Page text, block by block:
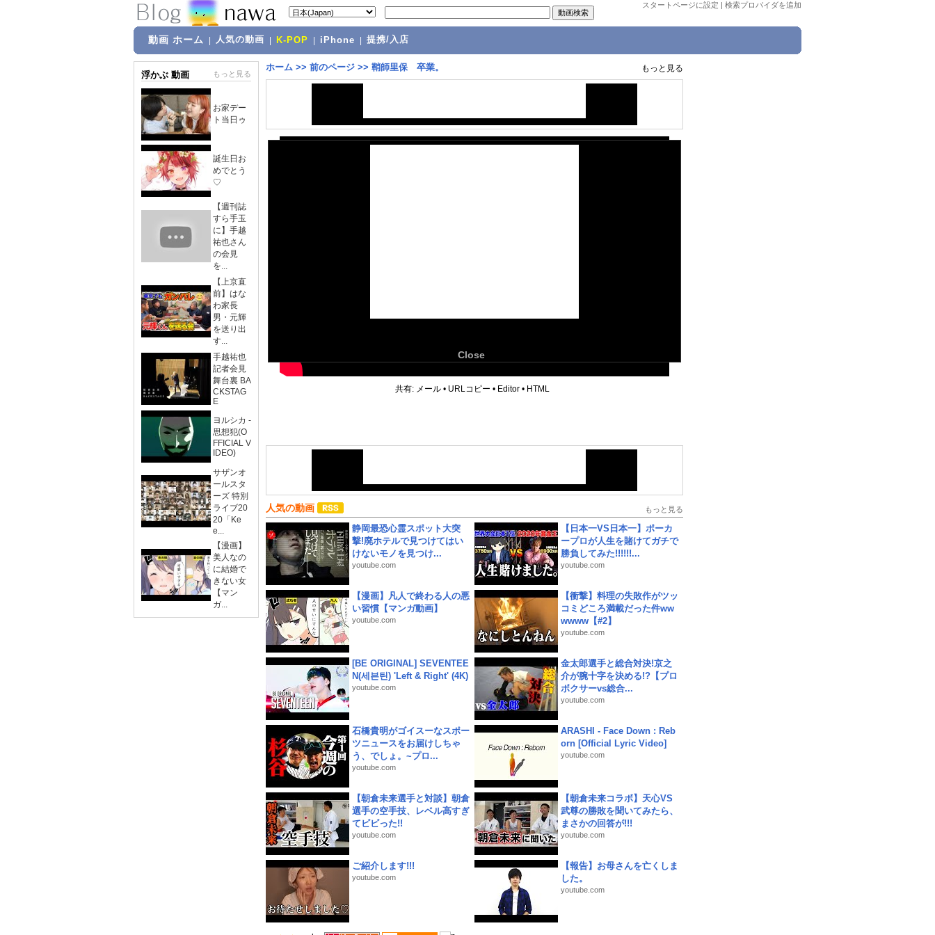
スタートページに設定 | 検索プロバイダを追加
動画 ホーム 人気の動画 K-POP iPhone 提携/入店
浮かぶ 動画 もっと見る
お家デー
ト当日ゥ
誕生日お
めでとう
♡
【週刊誌
すら手玉
に】手越
祐也さん
の会見
を...
【上京直
前】はな
わ家長
男・元輝
を送り出
す...
手越祐也
記者会見
舞台裏 BA
CKSTAG
E
ヨルシカ -
思想犯(O
FFICIAL V
IDEO)
サザンオ
ールスタ
ーズ 特別
ライブ20
20「Ke
e...
【漫画】
美人なの
に結婚で
きない女
【マン
ガ...
ホーム >> 前のページ >> 鞘師里保 卒業。 もっと見る
Close
共有: メール • URLコピー • Editor • HTML
人気の動画 もっと見る
静岡最恐心霊スポット大突
撃!廃ホテルで見つけてはい
けないモノを見つけ...
youtube.com
【日本一VS日本一】ポーカ
ープロが人生を賭けてガチで
勝負してみた!!!!!!...
youtube.com
【漫画】凡人で終わる人の悪
い習慣【マンガ動画】
youtube.com
【衝撃】料理の失敗作がツッ
コミどころ満載だった件ww
wwww【#2】
youtube.com
[BE ORIGINAL] SEVENTEE
N(세븐틴) 'Left & Right' (4K)
youtube.com
金太郎選手と総合対決!京之
介が腕十字を決める!?【プロ
ボクサーvs総合...
youtube.com
石橋貴明がゴイスーなスポー
ツニュースをお届けしちゃ
う、でしょ。~プロ...
youtube.com
ARASHI - Face Down : Reb
orn [Official Lyric Video]
youtube.com
【朝倉未来選手と対談】朝倉
選手の空手技、レベル高すぎ
てビビった!!
youtube.com
【朝倉未来コラボ】天心VS
武尊の勝敗を聞いてみたら、
まさかの回答が!!!
youtube.com
ご紹介します!!!
youtube.com
【報告】お母さんを亡くしま
した。
youtube.com